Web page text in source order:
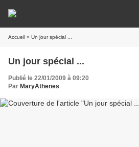
Accueil » Un jour spécial ...
Un jour spécial ...
Publié le 22/01/2009 à 09:20
Par MaryAthenes